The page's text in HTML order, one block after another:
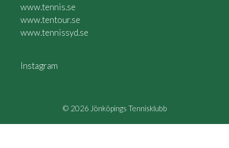
www.tennis.se
www.tentour.se
www.tennissyd.se
Instagram
© 2026 Jönköpings Tennisklubb